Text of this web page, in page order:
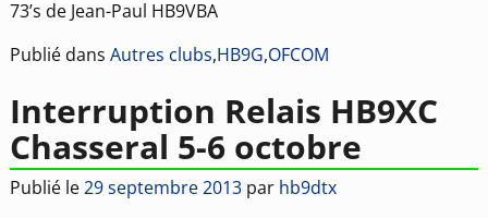
73’s de Jean-Paul HB9VBA
Publié dans Autres clubs,HB9G,OFCOM
Interruption Relais HB9XC
Chasseral 5-6 octobre
Publié le29 septembre 2013 par hb9dtx